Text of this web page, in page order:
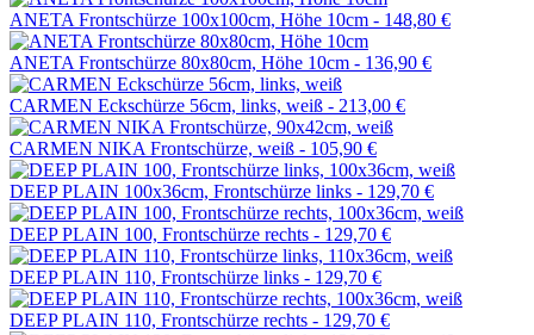
ANETA Frontschürze 100x100cm, Höhe 10cm - 148,80 €
ANETA Frontschürze 80x80cm, Höhe 10cm - 136,90 €
CARMEN Eckschürze 56cm, links, weiß - 213,00 €
CARMEN NIKA Frontschürze, weiß - 105,90 €
DEEP PLAIN 100x36cm, Frontschürze links - 129,70 €
DEEP PLAIN 100, Frontschürze rechts - 129,70 €
DEEP PLAIN 110, Frontschürze links - 129,70 €
DEEP PLAIN 110, Frontschürze rechts - 129,70 €